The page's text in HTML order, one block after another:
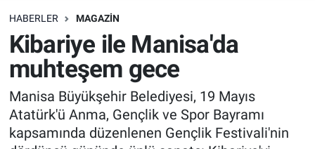
HABERLER MAGAZIN
Kibariye ile Manisa'da
muhteşem gece
Manisa Büyükşehir Belediyesi, 19 Mayıs
Atatürk'ü Anma, Gençlik ve Spor Bayramı
kapsamında düzenlenen Gençlik Festivali'nin